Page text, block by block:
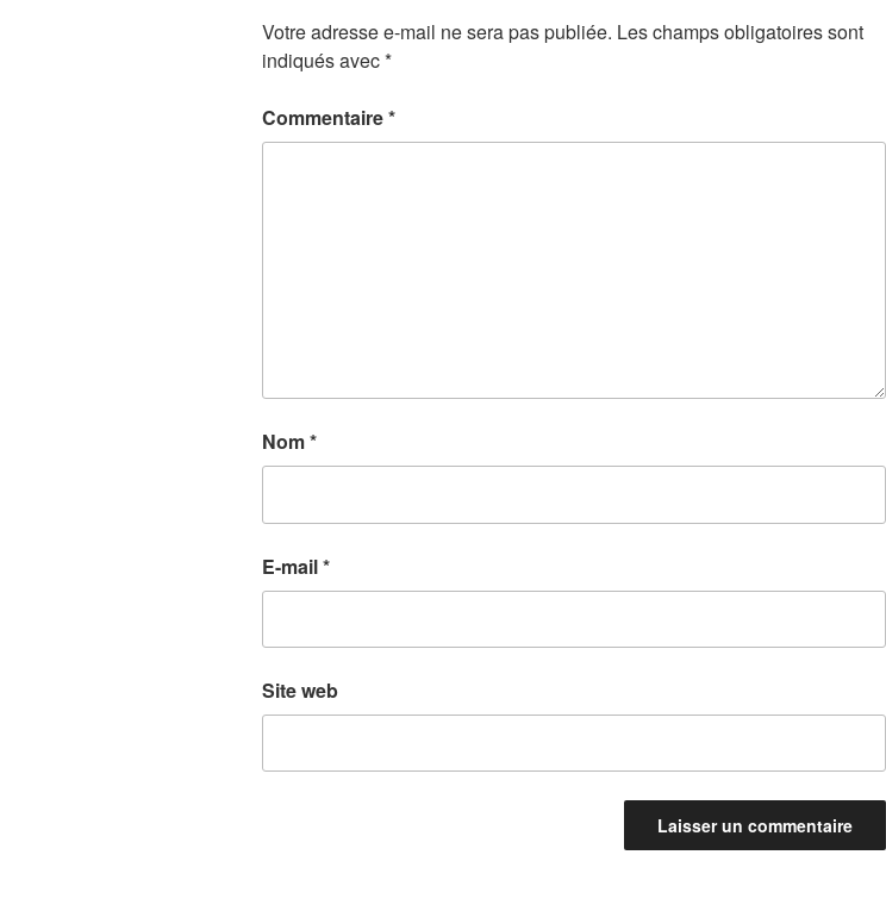
Votre adresse e-mail ne sera pas publiée. Les champs obligatoires sont
indiqués avec*
Commentaire*
Nom*
E-mail*
Site web